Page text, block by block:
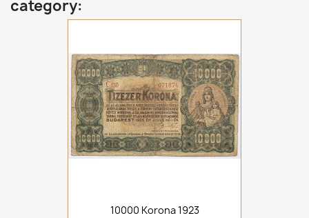
category:
10000 Korona 1923